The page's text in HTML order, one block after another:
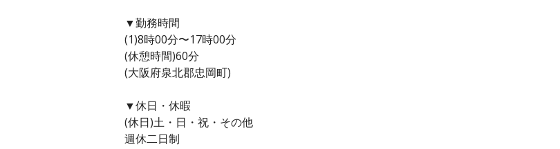
▼勤務時間
(1)8時00分〜17時00分
(休憩時間)60分
(大阪府泉北郡忠岡町)
▼休日・休暇
(休日)土・日・祝・その他
週休二日制